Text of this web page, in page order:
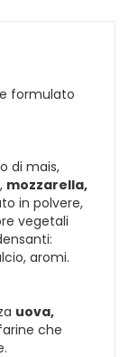
formulato
di mais,
mozzarella,
in polvere,
vegetali
aromi.
uova,
che